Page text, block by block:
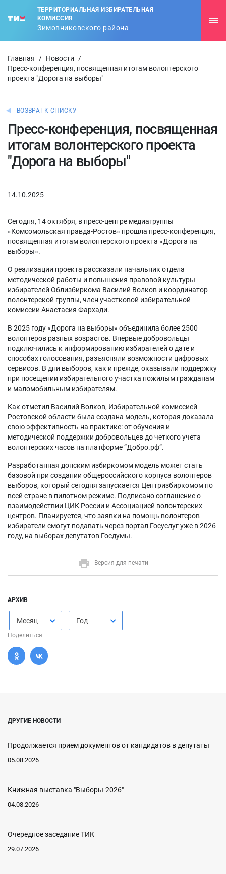
ТЕРРИТОРИАЛЬНАЯ ИЗБИРАТЕЛЬНАЯ
КОМИССИЯ
Зимовниковского района
Главная / Новости
/
Пресс-конференция, посвященная итогам волонтерского
проекта "Дорога на выборы"
ВОЗВРАТ К СПИСКУ
Пресс-конференция, посвященная
итогам волонтерского проекта
"Дорога на выборы"
14.10.2025
Сегодня, 14 октября, в пресс-центре медиагруппы
«Комсомольская правда-Ростов» прошла пресс-конференция,
посвященная итогам волонтерского проекта «Дорога на
выборы».
О реализации проекта рассказали начальник отдела
методической работы и повышения правовой культуры
избирателей Облизбиркома Василий Волков и координатор
волонтерской группы, член участковой избирательной
комиссии Анастасия Фархади.
В 2025 году «Дорога на выборы» объединила более 2500
волонтеров разных возрастов. Впервые добровольцы
подключились к информированию избирателей о дате и
способах голосования, разъясняли возможности цифровых
сервисов. В дни выборов, как и прежде, оказывали поддержку
при посещении избирательного участка пожилым гражданам
и маломобильным избирателям.
Как отметил Василий Волков, Избирательной комиссией
Ростовской области была создана модель, которая доказала
свою эффективность на практике: от обучения и
методической поддержки добровольцев до четкого учета
волонтерских часов на платформе “Добро.рф”.
Разработанная донским избиркомом модель может стать
базовой при создании общероссийского корпуса волонтеров
выборов, который сегодня запускается Центризбиркомом по
всей стране в пилотном режиме. Подписано соглашение о
взаимодействии ЦИК России и Ассоциацией волонтерских
центров. Планируется, что заявки на помощь волонтеров
избиратели смогут подавать через портал Госуслуг уже в 2026
году, на выборах депутатов Госдумы.
Версия для печати
АРХИВ
Месяц Год
Поделиться
ДРУГИЕ НОВОСТИ
Продолжается прием документов от кандидатов в депутаты
05.08.2026
Книжная выставка "Выборы-2026"
04.08.2026
Очередное заседание ТИК
29.07.2026